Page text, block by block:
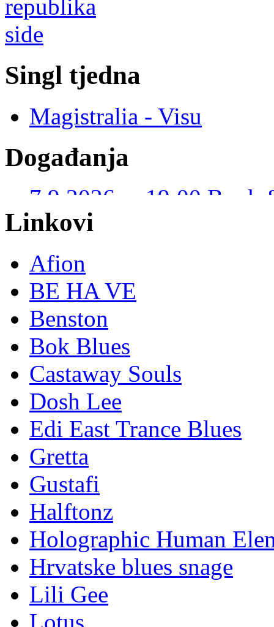
Singl tjedna
Magistralia - Visu
Događanja
7.9.2026. u 19:00 Book
Kustošija – I. JUDAŠ
(violina) (Slobodan ulaz)
Linkovi
Afion
BE HA VE
Benston
Bok Blues
Castaway Souls
Dosh Lee
Edi East Trance Blues
Gretta
Gustafi
Halftonz
Holographic Human